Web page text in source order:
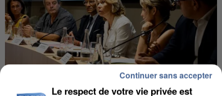
Le respect de votre vie privée est
Continuer sans accepter